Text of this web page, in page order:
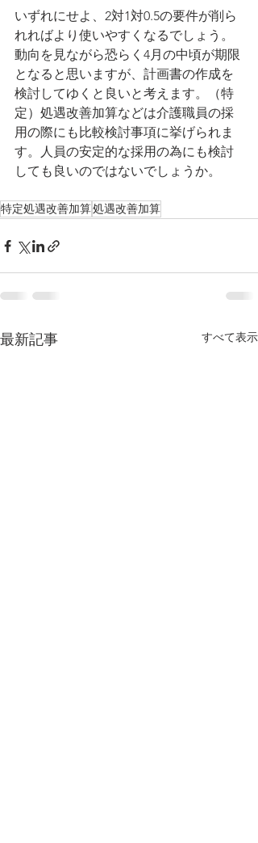
いずれにせよ、2対1対0.5の要件が削ら
れればより使いやすくなるでしょう。
動向を見ながら恐らく4月の中頃が期限
となると思いますが、計画書の作成を
検討してゆくと良いと考えます。（特
定）処遇改善加算などは介護職員の採
用の際にも比較検討事項に挙げられま
す。人員の安定的な採用の為にも検討
しても良いのではないでしょうか。
特定処遇改善加算処遇改善加算
最新記事 すべて表示